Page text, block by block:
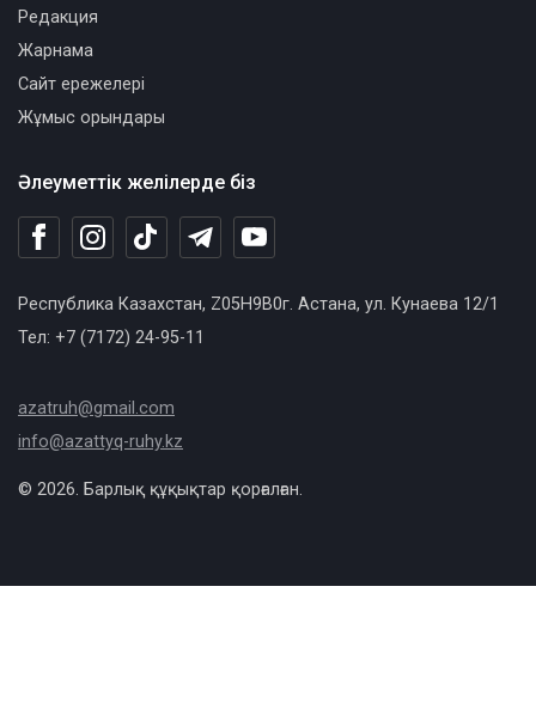
Әлеуметтік желілерде біз
Республика Казахстан, Z05H9B0г. Астана, ул. Кунаева 12/1
Тел: +7 (7172) 24-95-11
azatruh@gmail.com
info@azattyq-ruhy.kz
Редакция
Жарнама
Сайт ережелері
Жұмыс орындары
© 2026. Барлық құқықтар қорғалған.